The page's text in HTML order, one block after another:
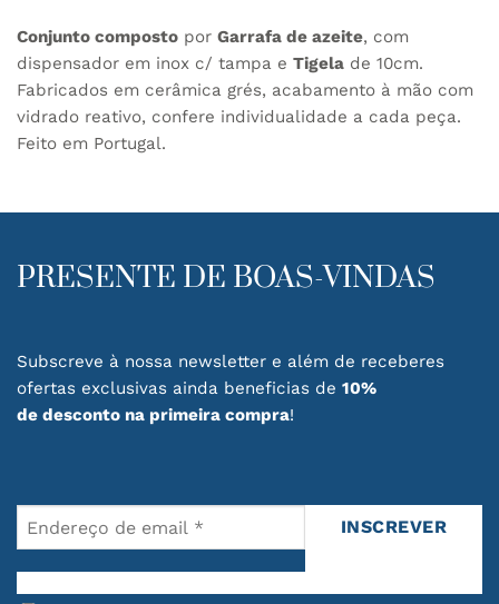
Conjunto composto por Garrafa de azeite, com
dispensador em inox c/ tampa e Tigela de 10cm.
Fabricados em cerâmica grés, acabamento à mão com
vidrado reativo, confere individualidade a cada peça.
Feito em Portugal.
PRESENTE DE BOAS-VINDAS
Subscreve à nossa newsletter e além de receberes
ofertas exclusivas ainda beneficias de 10%
de desconto na primeira compra!